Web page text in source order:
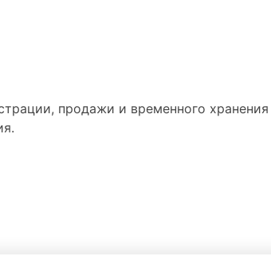
продажи и временного